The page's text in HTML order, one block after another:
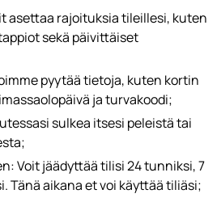
asettaa rajoituksia tileillesi, kuten
sekä päivittäiset
pyytää tietoja, kuten kortin
ja turvakoodi;
sulkea itsesi peleistä tai
Voit jäädyttää tilisi 24 tunniksi, 7
Tänä aikana et voi käyttää tiliäsi;